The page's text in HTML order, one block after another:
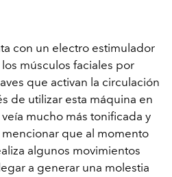
con un electro estimulador
músculos faciales por
que activan la circulación
de utilizar esta máquina en
mucho más tonificada y
que al momento
algunos movimientos
a generar una molestia